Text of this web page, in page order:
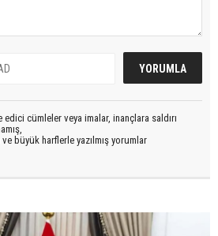
cümleler veya imalar, inançlara saldırı
büyük harflerle yazılmış yorumlar